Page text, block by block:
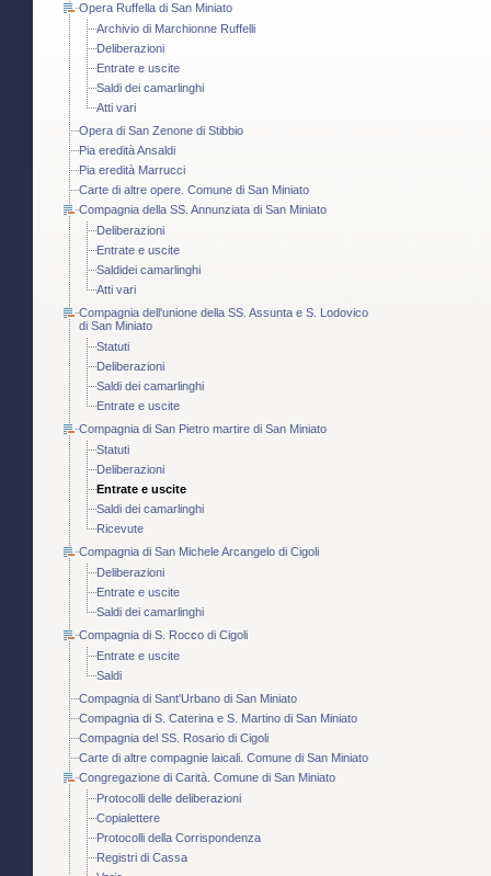
Opera Ruffella di San Miniato
Archivio di Marchionne Ruffelli
Deliberazioni
Entrate e uscite
Saldi dei camarlinghi
Atti vari
Opera di San Zenone di Stibbio
Pia eredità Ansaldi
Pia eredità Marrucci
Carte di altre opere. Comune di San Miniato
Compagnia della SS. Annunziata di San Miniato
Deliberazioni
Entrate e uscite
Saldidei camarlinghi
Atti vari
Compagnia dell'unione della SS. Assunta e S. Lodovico
di San Miniato
Statuti
Deliberazioni
Saldi dei camarlinghi
Entrate e uscite
Compagnia di San Pietro martire di San Miniato
Statuti
Deliberazioni
Entrate e uscite
Saldi dei camarlinghi
Ricevute
Compagnia di San Michele Arcangelo di Cigoli
Deliberazioni
Entrate e uscite
Saldi dei camarlinghi
Compagnia di S. Rocco di Cigoli
Entrate e uscite
Saldi
Compagnia di Sant'Urbano di San Miniato
Compagnia di S. Caterina e S. Martino di San Miniato
Compagnia del SS. Rosario di Cigoli
Carte di altre compagnie laicali. Comune di San Miniato
Congregazione di Carità. Comune di San Miniato
Protocolli delle deliberazioni
Copialettere
Protocolli della Corrispondenza
Registri di Cassa